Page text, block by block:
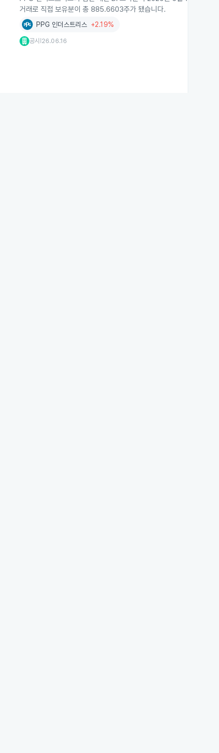
거래로 직접 보유분이 총 885.6603주가 됐습니다.
PPG 인더스트리스 +2.19%
공시 26.06.16